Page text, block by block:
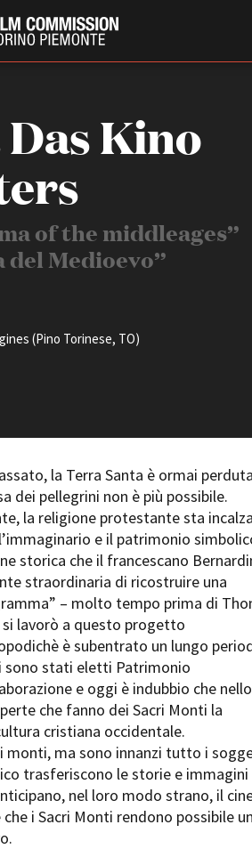
servizio
GUIDE
in Piemonte
Film Industry - Production
- Erasmus +
storia!
- Immagini e location della
Sorrentino
Toronto
Festa
Torino
David di
Nastri
Premio
Lavora
Elenco
Kino
of the middleages”
del Medioevo”
(Pino Torinese, TO)
la Terra Santa è ormai
dei pellegrini non è più possibile.
la religione protestante sta
e il patrimonio
storica che il francescano
straordinaria di ricostruire una
– molto tempo prima di
lavorò a questo progetto
è subentrato un lungo
sono stati eletti Patrimonio
e oggi è indubbio che nello
che fanno dei Sacri Monti la
cristiana occidentale.
monti, ma sono innanzi tutto i
trasferiscono le storie e immagini
nel loro modo strano, il
i Sacri Monti rendono possibile